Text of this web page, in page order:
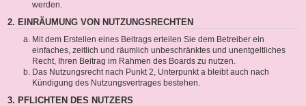
werden.
2. EINRÄUMUNG VON NUTZUNGSRECHTEN
Mit dem Erstellen eines Beitrags erteilen Sie dem Betreiber ein
einfaches, zeitlich und räumlich unbeschränktes und unentgeltliches
Recht, Ihren Beitrag im Rahmen des Boards zu nutzen.
Das Nutzungsrecht nach Punkt 2, Unterpunkt a bleibt auch nach
Kündigung des Nutzungsvertrages bestehen.
3. PFLICHTEN DES NUTZERS